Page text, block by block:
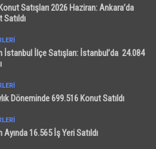
Satışları 2026 Haziran: Ankara’da
İstanbul İlçe Satışları: İstanbul’da 24.084
Döneminde 699.516 Konut Satıldı
16.565 İş Yeri Satıldı